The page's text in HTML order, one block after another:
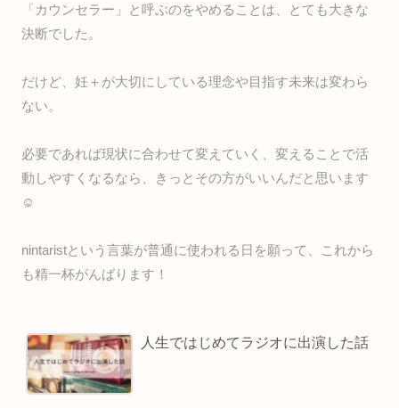
「カウンセラー」と呼ぶのをやめることは、とても大きな
決断でした。
だけど、妊＋が大切にしている理念や目指す未来は変わら
ない。
必要であれば現状に合わせて変えていく、変えることで活
動しやすくなるなら、きっとその方がいいんだと思います
☺️
nintaristという言葉が普通に使われる日を願って、これから
も精一杯がんばります！
人生ではじめてラジオに出演した話